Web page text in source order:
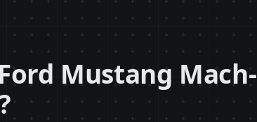
Mustang Mach-